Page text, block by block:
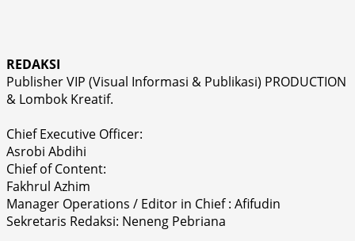
REDAKSI
Publisher VIP (Visual Informasi & Publikasi) PRODUCTION
& Lombok Kreatif.
Chief Executive Officer:
Asrobi Abdihi
Chief of Content:
Fakhrul Azhim
Manager Operations / Editor in Chief : Afifudin
Sekretaris Redaksi: Neneng Pebriana